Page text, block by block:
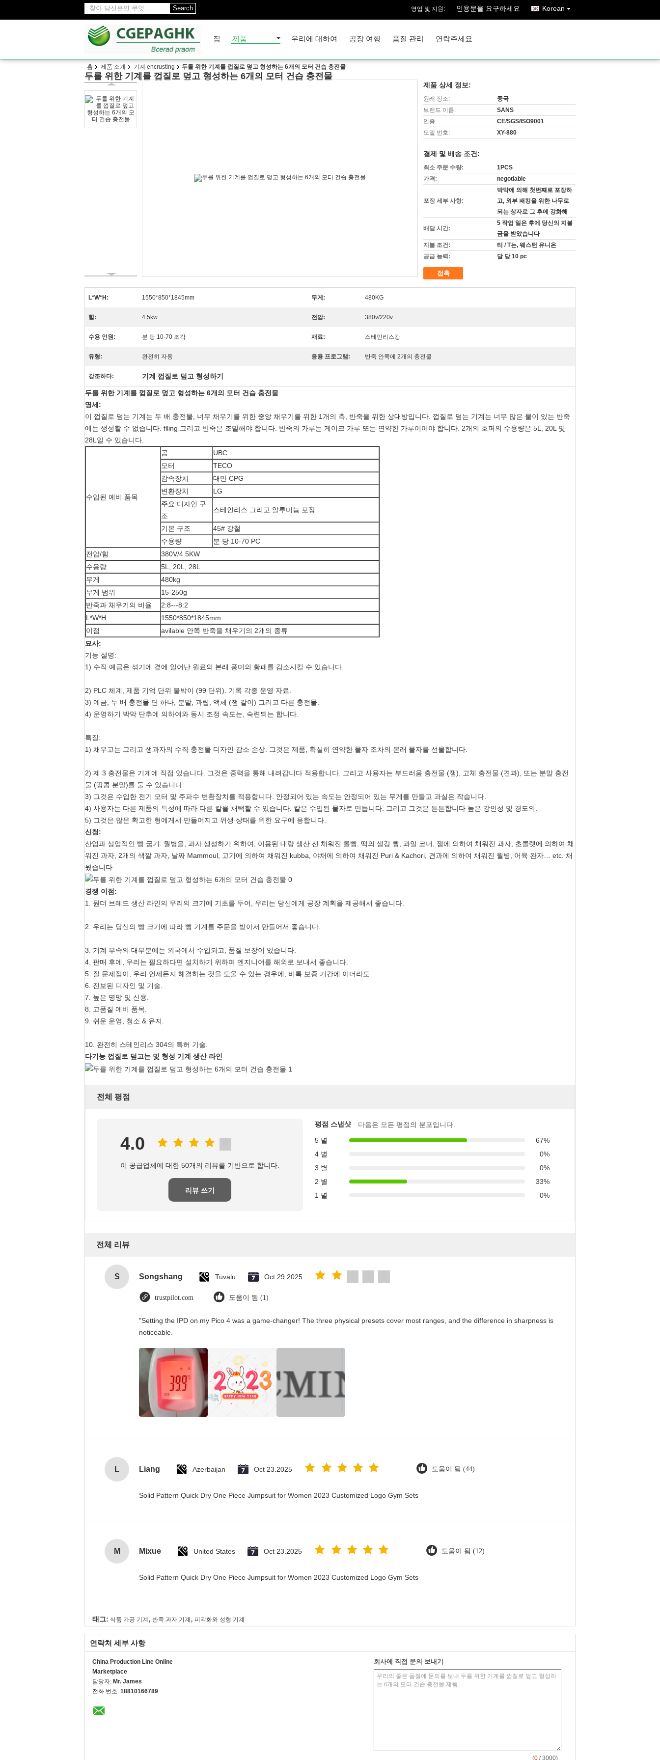
Search 영업 및 지원: 인용문을 요구하세요 Korean
집 제품 우리에 대하여 공장 여행 품질 관리 연락주세요
홈 제품 소개 기계 encrusting 두를 위한 기계를 껍질로 덮고 형성하는 6개의 모터 건습 충전물
두를 위한 기계를 껍질로 덮고 형성하는 6개의 모터 건습 충전물
제품 상세 정보:
원래 장소:
중국
브랜드 이름:
SANS
인증:
CE/SGS/ISO9001
모델 번호:
XY-880
결제 및 배송 조건:
최소 주문 수량:
1PCS
가격:
negotiable
포장 세부 사항:
박막에 의해 첫번째로 포장하
고, 외부 패킹을 위한 나무로
되는 상자로 그 후에 강화해
배달 시간:
5 작업 일은 후에 당신의 지불
금을 받았습니다
지불 조건:
티 / T는, 웨스턴 유니온
공급 능력:
달 당 10 pc
접촉
L*W*H: 1550*850*1845mm 무게: 480KG
힘: 4.5kw 전압: 380v/220v
수용 인원: 분 당 10-70 조각 재료: 스테인리스강
유형: 완전히 자동 응용 프로그램: 반죽 안쪽에 2개의 충전물
강조하다: 기계 껍질로 덮고 형성하기
두를 위한 기계를 껍질로 덮고 형성하는 6개의 모터 건습 충전물
명세:
이 껍질로 덮는 기계는 두 배 충전물, 너무 채우기를 위한 중앙 채우기를 위한 1개의 측, 반죽을 위한 상대방입니다. 껍질로 덮는 기계는 너무 많은 물이 있는 반죽
에는 생성할 수 없습니다. flling 그리고 반죽은 조밀해야 합니다. 반죽의 가루는 케이크 가루 또는 연약한 가루이어야 합니다. 2개의 호퍼의 수용량은 5L, 20L 및
28L일 수 있습니다.
수입된 예비 품목
곰
UBC
모터
TECO
감속장치
대만 CPG
변환장치
LG
주요 디자인 구
조
스테인리스 그리고 알루미늄 포장
기본 구조
45# 강철
수용량
분 당 10-70 PC
전압/힘
380V/4.5KW
수용량
5L, 20L, 28L
무게
480kg
무게 범위
15-250g
반죽과 채우기의 비율
2:8---8:2
L*W*H
1550*850*1845mm
이점
avilable 안쪽 반죽을 채우기의 2개의 종류
묘사:
기능 설명:
1) 수직 예금은 섞기에 곁에 일어난 원료의 본래 풍미의 황폐를 감소시킬 수 있습니다.
2) PLC 체계, 제품 기억 단위 붙박이 (99 단위). 기록 각종 운영 자료.
3) 예금, 두 배 충전물 단 하나, 분말, 과립, 액체 (잼 같이) 그리고 다른 충전물.
4) 운영하기 박막 단추에 의하여와 동시 조정 속도는, 숙련되는 합니다.
특징:
1) 채우고는 그리고 생과자의 수직 충전물 디자인 감소 손상. 그것은 제품, 확실히 연약한 물자 조차의 본래 물자를 선물합니다.
2) 제 3 충전물은 기계에 직접 있습니다. 그것은 중력을 통해 내려갑니다 적용합니다. 그리고 사용자는 부드러움 충전물 (잼), 고체 충전물 (견과), 또는 분말 충전
물 (땅콩 분말)를 둘 수 있습니다.
3) 그것은 수입한 전기 모터 및 주파수 변환장치를 적용합니다. 안정되어 있는 속도는 안정되어 있는 무게를 만들고 과실은 작습니다.
4) 사용자는 다른 제품의 특성에 따라 다른 칼을 채택할 수 있습니다. 칼은 수입된 물자로 만듭니다. 그리고 그것은 튼튼합니다 높은 강인성 및 경도의.
5) 그것은 많은 확고한 형에게서 만들어지고 위생 상태를 위한 요구에 응합니다.
신청:
산업과 상업적인 빵 굽기: 월병을, 과자 생성하기 위하여, 이용된 대량 생산 선 채워진 롤빵, 떡의 생강 빵, 과일 코너, 잼에 의하여 채워진 과자, 초콜렛에 의하여 채
워진 과자, 2개의 색깔 과자, 날짜 Mammoul, 고기에 의하여 채워진 kubba, 야채에 의하여 채워진 Puri & Kachori, 견과에 의하여 채워진 월병, 어육 완자… etc. 채
웠습니다
경쟁 이점:
1. 원더 브레드 생산 라인의 우리의 크기에 기초를 두어, 우리는 당신에게 공장 계획을 제공해서 좋습니다.
2. 우리는 당신의 빵 크기에 따라 빵 기계를 주문을 받아서 만들어서 좋습니다.
3. 기계 부속의 대부분에는 외국에서 수입되고, 품질 보장이 있습니다.
4. 판매 후에, 우리는 필요하다면 설치하기 위하여 엔지니어를 해외로 보내서 좋습니다.
5. 질 문제점이, 우리 언제든지 해결하는 것을 도울 수 있는 경우에, 비록 보증 기간에 이더라도.
6. 진보된 디자인 및 기술.
7. 높은 명망 및 신용.
8. 고품질 예비 품목.
9. 쉬운 운영, 청소 & 유지.
10. 완전히 스테인리스 304의 특허 기술.
다기능 껍질로 덮고는 및 형성 기계 생산 라인
전체 평점
4.0
이 공급업체에 대한 50개의 리뷰를 기반으로 합니다.
리뷰 쓰기
평점 스냅샷
다음은 모든 평점의 분포입니다.
5 별
67%
4 별
0%
3 별
0%
2 별
33%
1 별
0%
전체 리뷰
S Songshang Tuvalu Oct 29.2025
trustpilot.com 도움이 됨 (1)
"Setting the IPD on my Pico 4 was a game-changer! The three physical presets cover most ranges, and the difference in sharpness is
noticeable.
L Liang Azerbaijan Oct 23.2025 도움이 됨 (44)
Solid Pattern Quick Dry One Piece Jumpsuit for Women 2023 Customized Logo Gym Sets
M Mixue United States Oct 23.2025 도움이 됨 (12)
Solid Pattern Quick Dry One Piece Jumpsuit for Women 2023 Customized Logo Gym Sets
태그: 식품 가공 기계, 반죽 과자 기계, 피각화와 성형 기계
연락처 세부 사항
China Production Line Online
Marketplace
담당자: Mr. James
전화 번호: 18810166789
회사에 직접 문의 보내기
(0 / 3000)